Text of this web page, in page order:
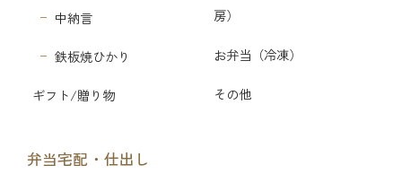
中納言
鉄板焼ひかり
ギフト/贈り物
房）
お弁当（冷凍）
その他
弁当宅配・仕出し